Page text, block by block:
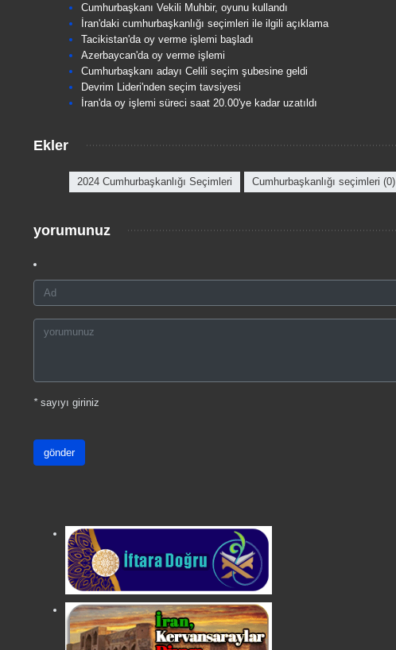
Cumhurbaşkanı Vekili Muhbir, oyunu kullandı
İran'daki cumhurbaşkanlığı seçimleri ile ilgili açıklama
Tacikistan'da oy verme işlemi başladı
Azerbaycan'da oy verme işlemi
Cumhurbaşkanı adayı Celili seçim şubesine geldi
Devrim Lideri'nden seçim tavsiyesi
İran'da oy işlemi süreci saat 20.00'ye kadar uzatıldı
Ekler
2024 Cumhurbaşkanlığı Seçimleri Cumhurbaşkanlığı seçimleri (0)
yorumunuz
*sayıyı giriniz
gönder